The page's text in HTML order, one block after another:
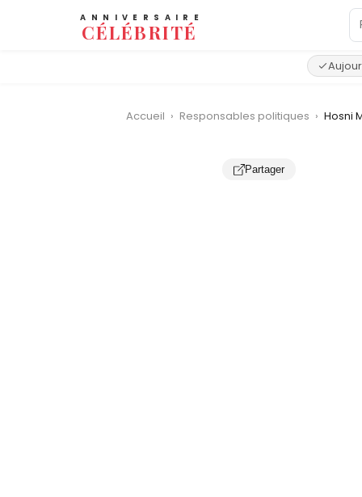
ANNIVERSAIRE
CÉLÉBRITÉ
Accueil › Responsables politiques › Hosni
Partager